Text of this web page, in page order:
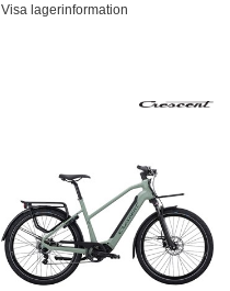
Visa lagerinformation